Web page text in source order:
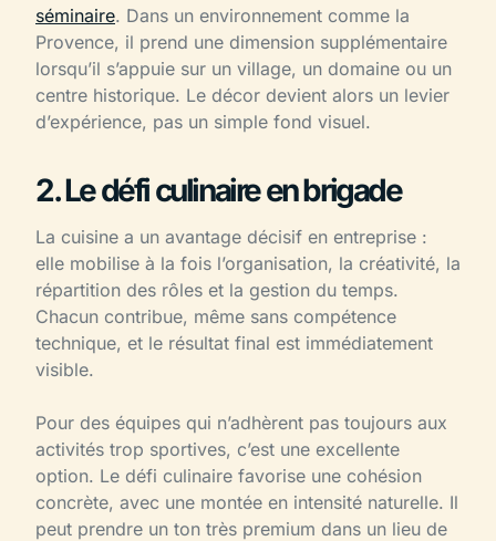
séminaire. Dans un environnement comme la
Provence, il prend une dimension supplémentaire
lorsqu’il s’appuie sur un village, un domaine ou un
centre historique. Le décor devient alors un levier
d’expérience, pas un simple fond visuel.
2. Le défi culinaire en brigade
La cuisine a un avantage décisif en entreprise :
elle mobilise à la fois l’organisation, la créativité, la
répartition des rôles et la gestion du temps.
Chacun contribue, même sans compétence
technique, et le résultat final est immédiatement
visible.
Pour des équipes qui n’adhèrent pas toujours aux
activités trop sportives, c’est une excellente
option. Le défi culinaire favorise une cohésion
concrète, avec une montée en intensité naturelle. Il
peut prendre un ton très premium dans un lieu de